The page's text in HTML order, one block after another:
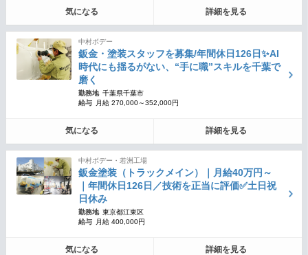
気になる 詳細を見る
中村ボデー
鈑金・塗装スタッフを募集/年間休日126日✨AI
時代にも揺るがない、“手に職”スキルを千葉で
磨く
勤務地 千葉県千葉市
給与
月給 270,000～352,000円
気になる 詳細を見る
中村ボデー・若洲工場
鈑金塗装（トラックメイン）｜月給40万円～
｜年間休日126日／技術を正当に評価✅土日祝
日休み
勤務地 東京都江東区
給与
月給 400,000円
気になる 詳細を見る